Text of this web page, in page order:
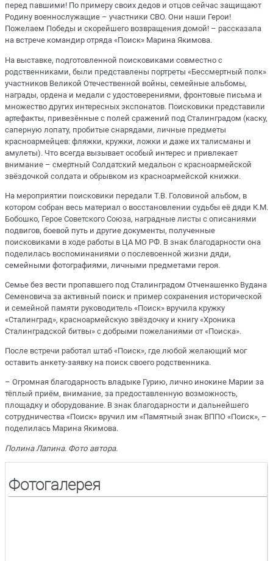
перед павшими! По примеру своих дедов и отцов сейчас защищают
Родину военнослужащие – участники СВО. Они наши Герои!
Пожелаем Победы и скорейшего возвращения домой! – рассказала
на встрече командир отряда «Поиск» Марина Якимова.
На выставке, подготовленной поисковиками совместно с
родственниками, были представлены портреты «Бессмертный полк»
участников Великой Отечественной войны, семейные альбомы,
награды, ордена и медали с удостоверениями, фронтовые письма и
множество других интересных экспонатов. Поисковики представили
артефакты, привезённые с полей сражений под Сталинградом (каску,
саперную лопату, пробитые снарядами, личные предметы
красноармейцев: фляжки, кружки, ложки и даже их талисманы и
амулеты). Что всегда вызывает особый интерес и привлекает
внимание – смертный Солдатский медальон с красноармейской
звёздочкой солдата и обрывком из красноармейской книжки.
На мероприятии поисковики передали Т.В. Головиной альбом, в
котором собран весь материал о восстановлении судьбы её дяди К.М.
Бобошко, Герое Советского Союза, наградные листы с описаниями
подвигов, боевой путь и другие документы, полученные
поисковиками в ходе работы в ЦА МО РФ. В знак благодарности она
поделилась воспоминаниями о послевоенной жизни дяди,
семейными фотографиями, личными предметами героя.
Семье без вести пропавшего под Сталинградом Отченашенко Вудана
Семеновича за активный поиск и пример сохранения исторической
и семейной памяти руководитель «Поиск» вручила кружку
«Сталинград», красноармейскую звёздочку и книгу «Хроника
Сталинградской битвы» с добрыми пожеланиями от «Поиска».
После встречи работал штаб «Поиск», где любой желающий мог
оставить анкету-заявку на поиск своего родственника.
– Огромная благодарность владыке Гурию, лично инокине Марии за
тёплый приём, внимание, за предоставленную возможность,
площадку и оборудование. В знак благодарности и дальнейшего
сотрудничества «Поиск» вручил им «Памятный знак ВППО «Поиск», –
поделилась Марина Якимова.
Полина Лапина. Фото автора.
Фотогалерея